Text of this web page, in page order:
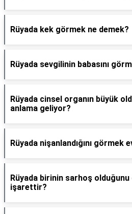
Rüyada kek görmek ne demek?
Rüyada sevgilinin babasını
Rüyada cinsel organın büyük
anlama geliyor?
Rüyada nişanlandığını görmek
Rüyada birinin sarhoş
işarettir?